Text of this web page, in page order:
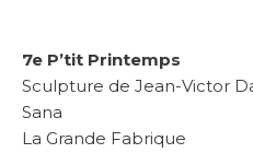
7e P’tit Printemps
Sculpture de Jean-Victor
Sana
La Grande Fabrique